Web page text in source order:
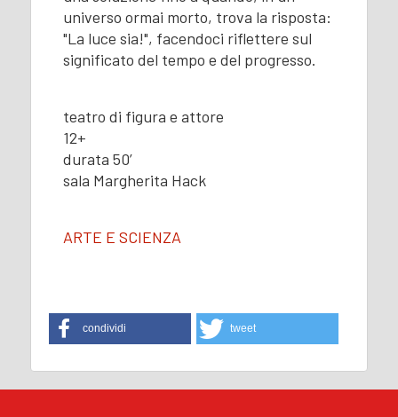
universo ormai morto, trova la risposta:
"La luce sia!", facendoci riflettere sul
significato del tempo e del progresso.
teatro di figura e attore
12+
durata 50’
sala Margherita Hack
ARTE E SCIENZA
condividi tweet